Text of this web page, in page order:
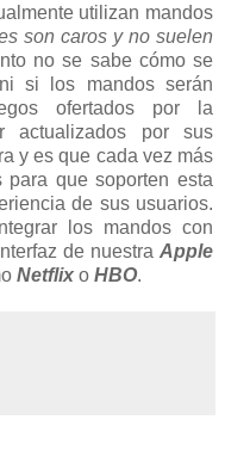
utilizan mandos
son caros y no suelen
no se sabe cómo se
si los mandos serán
ofertados por la
actualizados por sus
y es que cada vez más
para que soporten esta
de sus usuarios.
los mandos con
de nuestra Apple
Netflix o HBO.